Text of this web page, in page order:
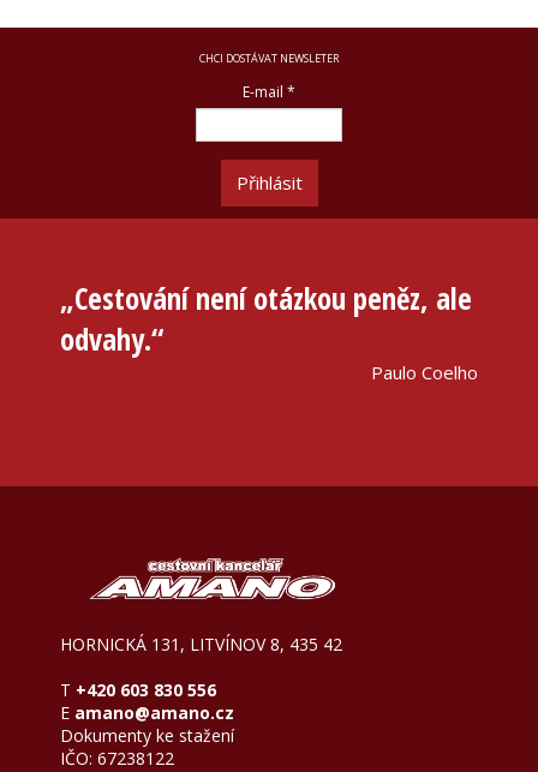
CHCI DOSTÁVAT NEWSLETER
E-mail *
Přihlásit
„Cestování není otázkou peněz, ale
odvahy.“
Paulo Coelho
HORNICKÁ 131, LITVÍNOV 8, 435 42
T +420 603 830 556
E amano@amano.cz
Dokumenty ke stažení
IČO: 67238122